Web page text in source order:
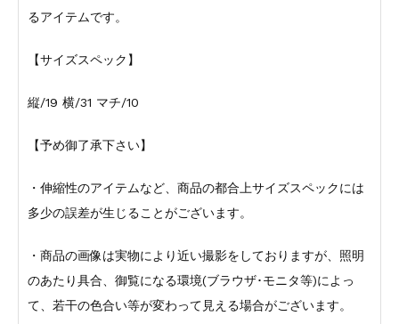
るアイテムです。
【サイズスペック】
縦/19 横/31 マチ/10
【予め御了承下さい】
・伸縮性のアイテムなど、商品の都合上サイズスペックには
多少の誤差が生じることがございます。
・商品の画像は実物により近い撮影をしておりますが、照明
のあたり具合、御覧になる環境(ブラウザ･モニタ等)によっ
て、若干の色合い等が変わって見える場合がございます。